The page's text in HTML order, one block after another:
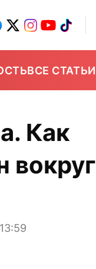
ВСЕ СТАТЬИ
Как
вокруг
13:59